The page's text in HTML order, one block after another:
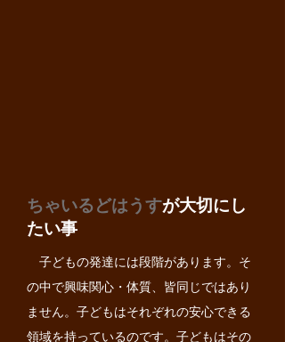
ちゃいるどはうすが大切にし
たい事
子どもの発達には段階があります。そ
の中で興味関心・体質、皆同じではあり
ません。子どもはそれぞれの安心できる
領域を持っているのです。子どもはその